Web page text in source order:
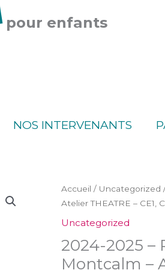
pour enfants
NOS INTERVENANTS
Accueil / Uncategorized
Atelier THEATRE – CE1,
Uncategorized
2024-2025 –
Montcalm –
quantité
de
-
Paris